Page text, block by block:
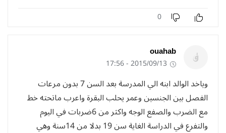
0
ouahab
2015/09/13 - 17:56
وياخد الوالد ابنه الي المدرسة بعد السن 7 بدون مرعات
الفصل بين الجنسين وعمر يحلب البقرة واعرب ماتحته خط
مع الضرب والصفع الوجه واكثر من 6ضربات في اليوم
والتفرع في الدراسة الغاية سن 19 بدلا من 14سنة وهي